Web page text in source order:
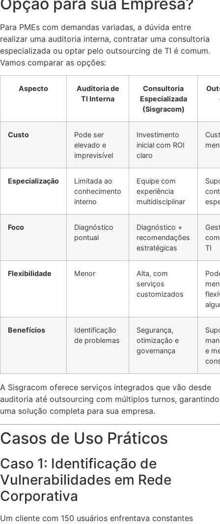
Para PMEs com demandas variadas, a dúvida entre
realizar uma auditoria interna, contratar uma consultoria
especializada ou optar pelo outsourcing de TI é comum.
Vamos comparar as opções:
Aspecto
Auditoria de
TI Interna
Consultoria
Especializada
(Sisgracom)
Custo
Pode ser
elevado e
imprevisível
Investimento
inicial com ROI
claro
Especialização
Limitada ao
conhecimento
interno
Equipe com
experiência
multidisciplinar
Foco
Diagnóstico
pontual
Diagnóstico +
recomendações
estratégicas
TI
Flexibilidade Menor
Alta, com
serviços
customizados
Benefícios
Identificação
de problemas
Segurança,
otimização e
governança
e
A Sisgracom oferece serviços integrados que vão desde
auditoria até outsourcing com múltiplos turnos, garantindo
uma solução completa para sua empresa.
Casos de Uso Práticos
Caso 1: Identificação de
Vulnerabilidades em Rede
Corporativa
Um cliente com 150 usuários enfrentava constantes